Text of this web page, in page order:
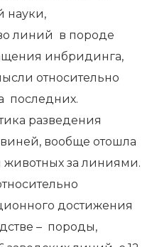
науки,
линий в породе
инбридинга,
относительно
последних.
разведения
вообще отошла
за линиями.
достижения
– породы,